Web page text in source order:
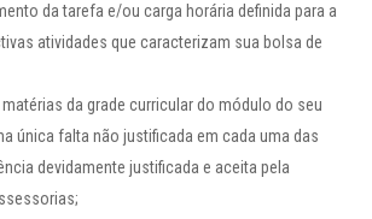
da tarefa e/ou carga horária definida para a
atividades que caracterizam sua bolsa de
da grade curricular do módulo do seu
única falta não justificada em cada uma das
devidamente justificada e aceita pela